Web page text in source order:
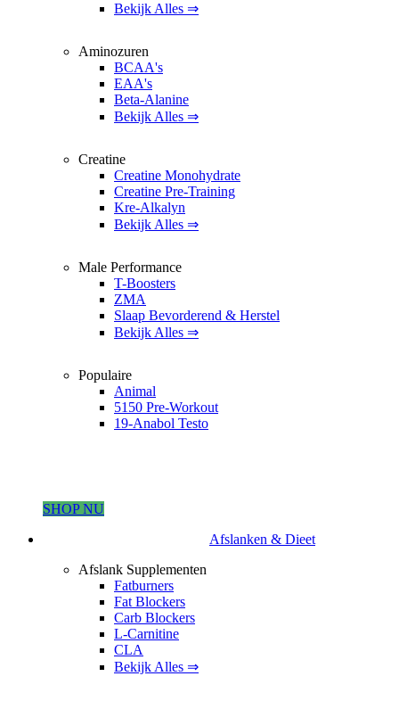
Bekijk Alles ⇒
Aminozuren
BCAA's
EAA's
Beta-Alanine
Bekijk Alles ⇒
Creatine
Creatine Monohydrate
Creatine Pre-Training
Kre-Alkalyn
Bekijk Alles ⇒
Male Performance
T-Boosters
ZMA
Slaap Bevorderend & Herstel
Bekijk Alles ⇒
Populaire
Animal
5150 Pre-Workout
19-Anabol Testo
SHOP NU
Afslanken & Dieet
Afslank Supplementen
Fatburners
Fat Blockers
Carb Blockers
L-Carnitine
CLA
Bekijk Alles ⇒